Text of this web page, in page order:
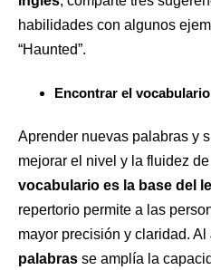
habilidades con algunos
“Haunted”.
Encontrar el
Aprender nuevas palabras y
mejorar el nivel y la fluidez
vocabulario es la base del
repertorio permite a las
mayor precisión y claridad. Al
palabras se amplía la